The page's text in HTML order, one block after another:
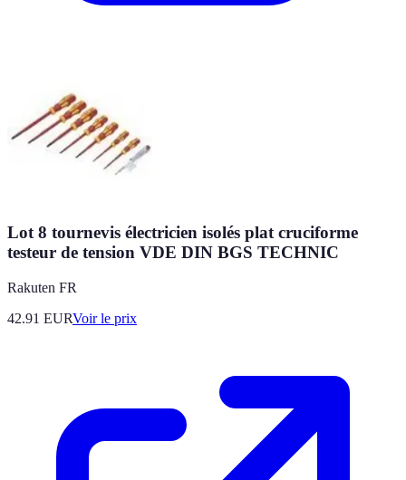
Lot 8 tournevis électricien isolés plat cruciforme
testeur de tension VDE DIN BGS TECHNIC
Rakuten FR
42.91 EURVoir le prix